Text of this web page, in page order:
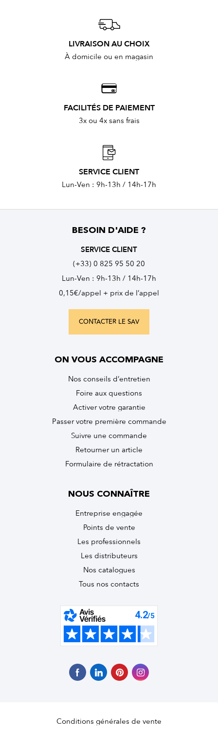
LIVRAISON AU CHOIX
À domicile ou en magasin
FACILITÉS DE PAIEMENT
3x ou 4x sans frais
SERVICE CLIENT
Lun-Ven : 9h-13h / 14h-17h
BESOIN D'AIDE ?
SERVICE CLIENT
(+33) 0 825 95 50 20
Lun-Ven : 9h-13h / 14h-17h
0,15€/appel + prix de l’appel
CONTACTER LE SAV
ON VOUS ACCOMPAGNE
Nos conseils d’entretien
Foire aux questions
Activer votre garantie
Passer votre première commande
Suivre une commande
Retourner un article
Formulaire de rétractation
NOUS CONNAÎTRE
Entreprise engagée
Points de vente
Les professionnels
Les distributeurs
Nos catalogues
Tous nos contacts
Conditions générales de vente